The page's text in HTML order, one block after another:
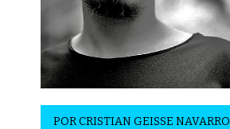
PORCRISTIAN GEISSE NAVARRO